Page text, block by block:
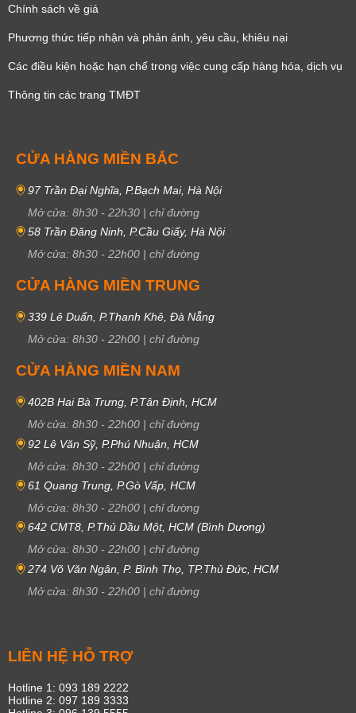
Giá đồng hồ Omega nam dây kim loại
Giá đồng hồ Omega nữ dây kim loại từ132.000.000đ.
Giá đồng hồ Omega dây da
hồ đó chính là chất liệu. Sản phẩm của Omega được làm từ những vật
liệu chế tác cao cấp, xứng tầm vị thế của thương hiệu.
Yellow Gold, White Gold, Stainless Steel, Aluminium, Titanium, Bronze
CERAGOLD™,… Từ việc lựa chọn những chất liệu quý hiếm cho thấy
Omega chính là thương hiệu đồng hồ xa xỉ bậc nhất thế giới.
Bộ máy
Hầu hết các mẫu đồng hồ của Omega được trang bị bộ máy in-house đến
từ Thụy Sĩ, đảm bảo sự bền bỉ và độ chính xác cao. Đây là một trong
những yếu tố làm nên tên tuổi của thương hiệu.
Sản phẩm của Omega được trang bị đầy đủ mọi tính năng cần thiết ở
một chiếc đồng hồ. Một số chức năng nổi bật phải kể đến như sử dụng ở
mọi mức độ nước, bấm giờ chính xác, sở hữu cơ chế phức tạp
Thiết kế
Không chỉ chú trọng đầu tư vào bộ máy, thương hiệu Omega còn chú
đáo đến mức khiến cho chủ nhân của nó luôn trở thành tâm điểm thu hút
mọi ánh nhìn.
Những bộ sưu tập đáng sở hữu nhất của nhà Omega phải kể đến như:
Chính sách về giá
Phương thức tiếp nhận và phản ánh, yêu cầu, khiêu nại
Các điều kiện hoặc hạn chế trong việc cung cấp hàng hóa, dịch vụ
Thông tin các trang TMĐT
CỬA HÀNG MIỀN BẮC
97 Trần Đại Nghĩa, P.Bạch Mai, Hà Nội
Mở cửa: 8h30 - 22h30 | chỉ đường
58 Trần Đăng Ninh, P.Cầu Giấy, Hà Nội
Mở cửa: 8h30 - 22h00 | chỉ đường
CỬA HÀNG MIỀN TRUNG
339 Lê Duẩn, P.Thanh Khê, Đà Nẵng
Mở cửa: 8h30 - 22h00 | chỉ đường
CỬA HÀNG MIỀN NAM
402B Hai Bà Trưng, P.Tân Định, HCM
Mở cửa: 8h30 - 22h00 | chỉ đường
92 Lê Văn Sỹ, P.Phú Nhuận, HCM
Mở cửa: 8h30 - 22h00 | chỉ đường
61 Quang Trung, P.Gò Vấp, HCM
Mở cửa: 8h30 - 22h00 | chỉ đường
642 CMT8, P.Thủ Dầu Một, HCM (Bình Dương)
Mở cửa: 8h30 - 22h00 | chỉ đường
274 Võ Văn Ngân, P. Bình Thọ, TP.Thủ Đức, HCM
Mở cửa: 8h30 - 22h00 | chỉ đường
LIÊN HỆ HỖ TRỢ
Hotline 1: 093 189 2222
Hotline 2: 097 189 3333